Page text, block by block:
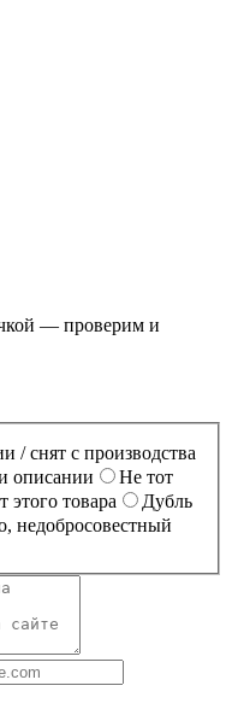
— проверим и
/ снят с производства
описании
Не тот
этого товара
Дубль
недобросовестный